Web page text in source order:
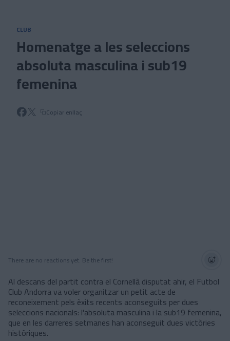
CLUB
Homenatge a les seleccions
absoluta masculina i sub19
femenina
Copiar enllaç
There are no reactions yet. Be the first!
Al descans del partit contra el Cornellà disputat ahir, el Futbol
Club Andorra va voler organitzar un petit acte de
reconeixement pels èxits recents aconseguits per dues
seleccions nacionals: l'absoluta masculina i la sub19 femenina,
que en les darreres setmanes han aconseguit dues victòries
històriques.